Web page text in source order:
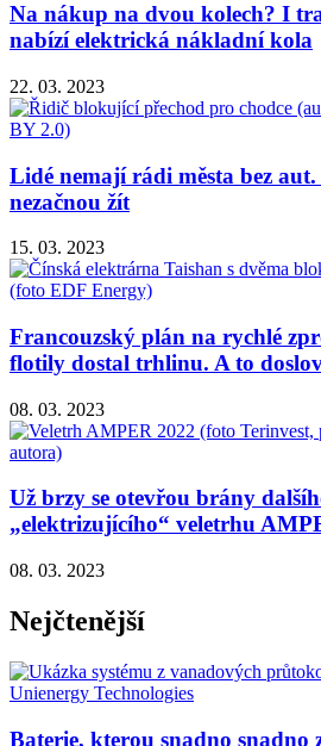
Na nákup na dvou kolech? I
nabízí elektrická nákladní kola
22. 03. 2023
Lidé nemají rádi města bez
nezačnou žít
15. 03. 2023
Francouzský plán na rychlé
flotily dostal trhlinu. A to
08. 03. 2023
Už brzy se otevřou brány
„elektrizujícího“ veletrhu
08. 03. 2023
Nejčtenější
Baterie, kterou snadno snadno